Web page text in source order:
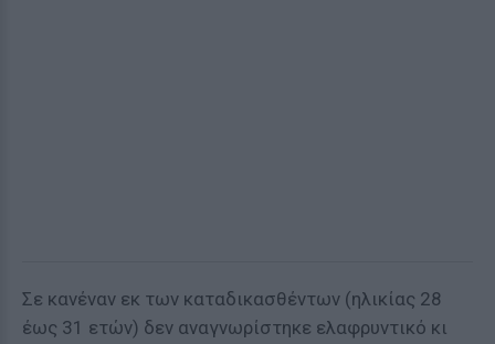
Σε κανέναν εκ των καταδικασθέντων (ηλικίας 28
έως 31 ετών) δεν αναγνωρίστηκε ελαφρυντικό κι